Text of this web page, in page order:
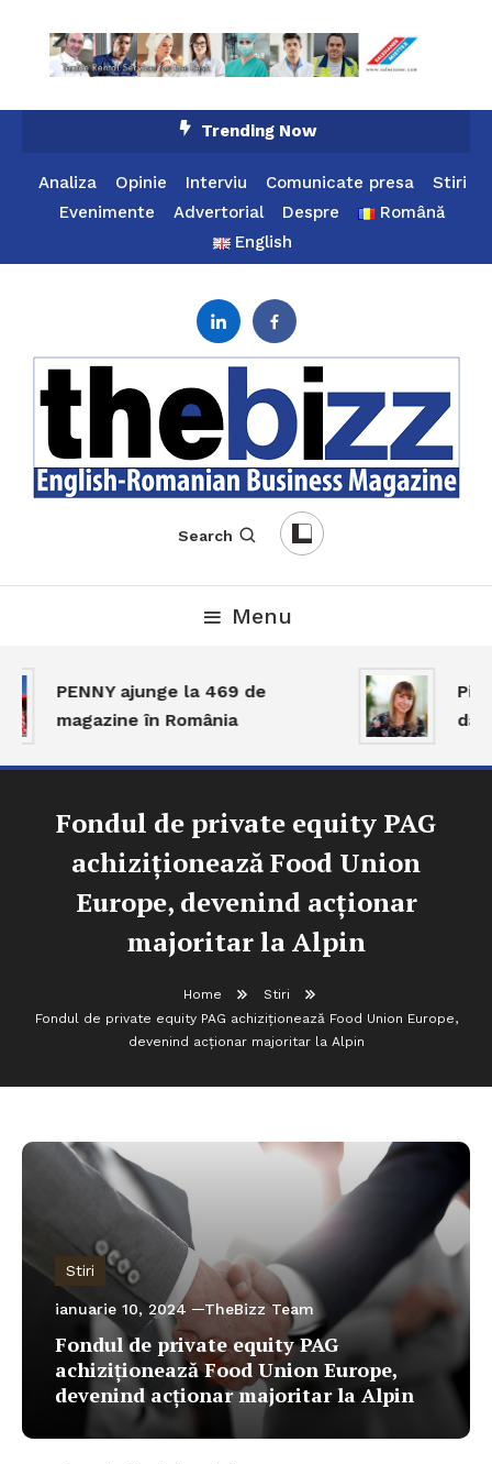
Content
Trending Now
Analiza Opinie Interviu Comunicate presa
Stiri
Evenimente
Advertorial Despre
Română
English
Search
Menu
PENNY ajunge la 469 de
magazine în România
dar
Fondul de private equity PAG
achiziționează Food Union
Europe, devenind acționar
majoritar la Alpin
Home
Stiri
Fondul de private equity PAG achiziționează Food Union Europe,
devenind acționar majoritar la Alpin
Stiri
ianuarie 10, 2024 TheBizz Team
Fondul de private equity PAG
achiziționează Food Union Europe,
devenind acționar majoritar la Alpin